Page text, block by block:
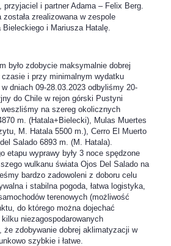
i partner Adama – Felix Berg.
zrealizowana w zespole
i Mariusza Hatalę.
było zdobycie maksymalnie dobrej
i przy minimalnym wydatku
dniach 09-28.03.2023 odbyliśmy 20-
do Chile w rejon górski Pustyni
na szereg okolicznych
m. (Hatala+Bielecki), Mulas Muertes
M. Hatala 5500 m.), Cerro El Muerto
Salado 6893 m. (M. Hatala).
etapu wyprawy były 3 noce spędzone
wulkanu świata Ojos Del Salado na
bardzo zadowoleni z doboru celu
i stabilna pogoda, łatwa logistyka,
terenowych (możliwość
do którego można dojechać
niezagospodarowanych
że zdobywanie dobrej aklimatyzacji w
szybkie i łatwe.